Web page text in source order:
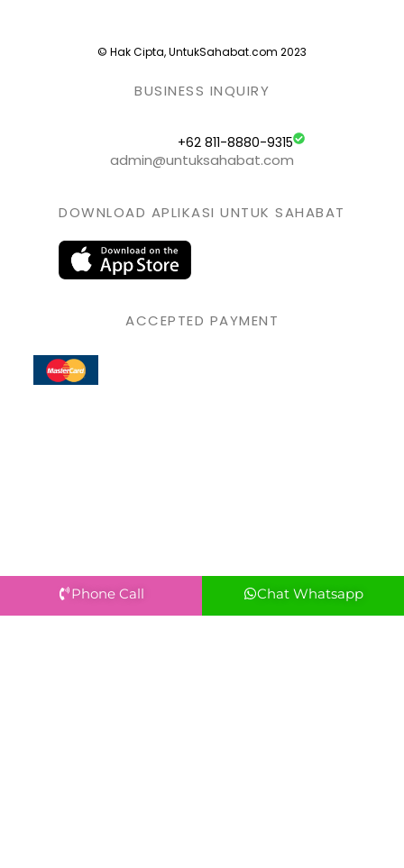
© Hak Cipta, UntukSahabat.com 2023
BUSINESS INQUIRY
+62 811-8880-9315
admin@untuksahabat.com
DOWNLOAD APLIKASI UNTUK SAHABAT
ACCEPTED PAYMENT
Phone Call Chat Whatsapp